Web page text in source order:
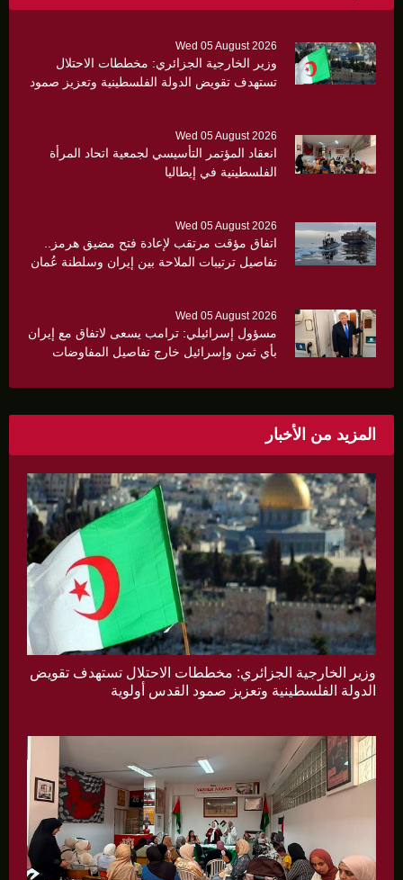
Wed 05 August 2026
وزير الخارجية الجزائري: مخططات الاحتلال
تستهدف تقويض الدولة الفلسطينية وتعزيز صمود
Wed 05 August 2026
انعقاد المؤتمر التأسيسي لجمعية اتحاد المرأة
الفلسطينية في إيطاليا
Wed 05 August 2026
اتفاق مؤقت مرتقب لإعادة فتح مضيق هرمز..
تفاصيل ترتيبات الملاحة بين إيران وسلطنة عُمان
Wed 05 August 2026
مسؤول إسرائيلي: ترامب يسعى لاتفاق مع إيران
بأي ثمن وإسرائيل خارج تفاصيل المفاوضات
المزيد من الأخبار
وزير الخارجية الجزائري: مخططات الاحتلال تستهدف تقويض
الدولة الفلسطينية وتعزيز صمود القدس أولوية